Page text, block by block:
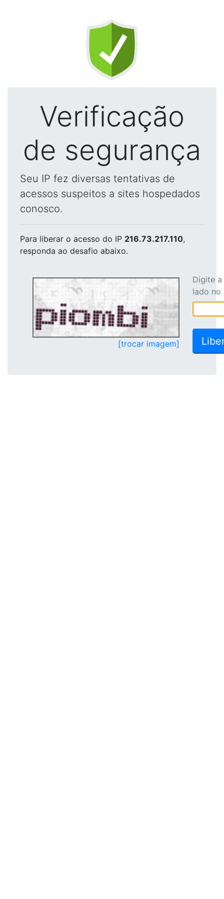
Verificação
de segurança
Seu IP fez diversas tentativas de
acessos suspeitos a sites hospedados
conosco.
Para liberar o acesso do IP 216.73.217.110,
responda ao desafio abaixo.
[trocar imagem]
Digite
lado no